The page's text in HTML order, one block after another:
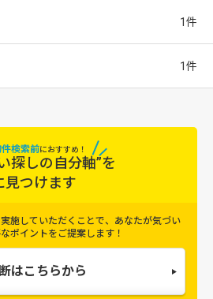
検索前におすすめ！
探しの自分軸”を
見つけます
施していただくことで、 あなたが気づい
ポイントをご提案します！
はこちらから